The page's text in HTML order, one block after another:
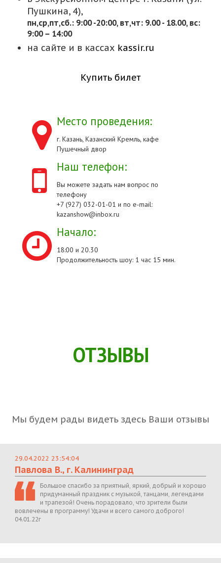
Пушкина, 4),
пн,cр,пт,сб.: 9:00 -20:00, вт,чт: 9.00 - 18.00, вс:
9:00 – 14:00
на сайте и в кассах kassir.ru
Купить билет
Место проведения:
г. Казань, Казанский Кремль, кафе
Пушечный двор
Наш телефон:
Вы можете задать нам вопрос по
телефону
+7 (927) 032-01-01 и по e-mail:
kazanshow@inbox.ru
Начало:
18:00 и 20.30
Продолжительность шоу: 1 час 15 мин.
ОТЗЫВЫ
Мы будем рады видеть здесь Ваши отзывы
29.04.2022 23:54:04
Павлова В., г. Калининград
Большое спасибо за приятный, яркий, добрый и хорошо
придуманный праздник с музыкой, танцами, легендами
и трапезой! Очень порадовало, что зрители были
вовлечены в программу! Удачи и всего самого доброго!
04.01.22г